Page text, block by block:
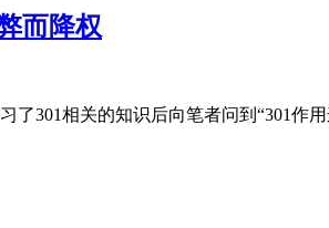
而降权
301相关的知识后向笔者问到“301作